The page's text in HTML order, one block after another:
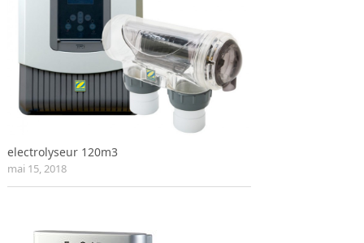
electrolyseur 120m3
mai 15, 2018